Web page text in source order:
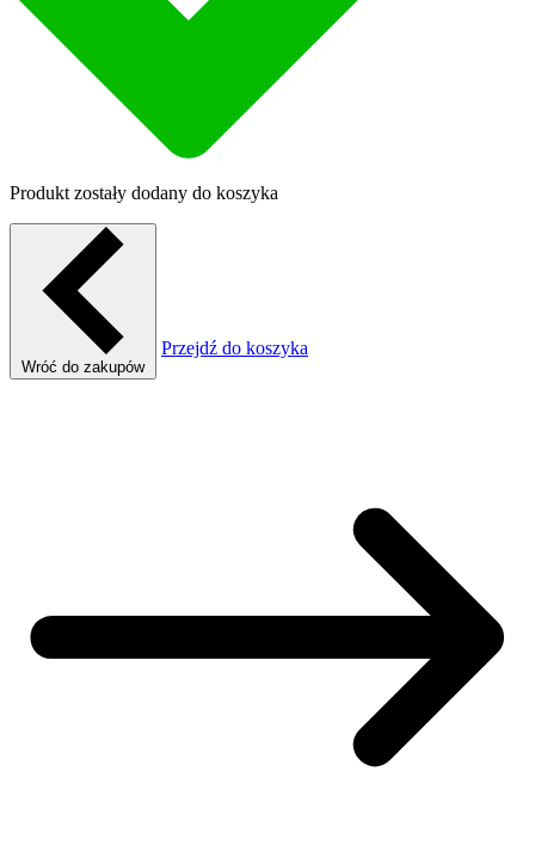
Produkt zostały dodany do koszyka
Wróć do zakupów
Przejdź do koszyka